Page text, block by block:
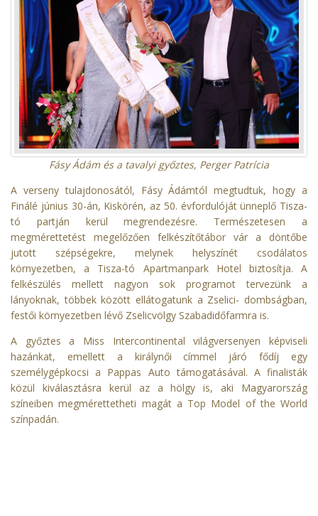
Fásy Ádám és a tavalyi győztes, Perger Patrícia
A verseny tulajdonosától, Fásy Ádámtól megtudtuk, hogy a
Finálé június 30-án, Kiskörén, az 50. évfordulóját ünneplő Tisza-
tó partján kerül megrendezésre. Természetesen a
megmérettetést megelőzően felkészítőtábor vár a döntőbe
jutott szépségekre, melynek helyszínét csodálatos
környezetben, a Tisza-tó Apartmanpark Hotel biztosítja. A
felkészülés mellett nagyon sok programot tervezünk a
lányoknak, többek között ellátogatunk a Zselici- dombságban,
festői környezetben lévő Zselicvölgy Szabadidőfarmra is.
A győztes a Miss Intercontinental világversenyen képviseli
hazánkat, emellett a királynői címmel járó fődíj egy
személygépkocsi a Pappas Auto támogatásával. A finalisták
közül kiválasztásra kerül az a hölgy is, aki Magyarország
színeiben megmérettetheti magát a Top Model of the World
színpadán.